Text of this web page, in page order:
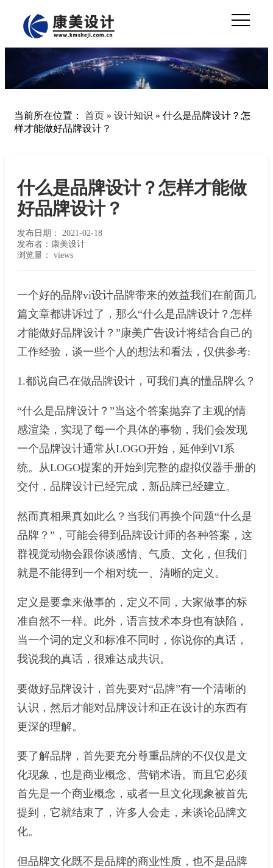
当前所在位置： 首页 » 设计知识 » 什么是品牌设计？怎
样才能做好品牌设计？
什么是品牌设计？怎样才能做
好品牌设计？
发布日期： 2021-02-18
发布者：康美设计
浏览量： views
一个好的品牌vi设计品牌带来的效益我们在前面几
篇文章都讲诉过了，那么“什么是品牌设计？怎样
才能做好品牌设计？”康美广告设计将结合自己的
工作经验，谈一些个人的想法和看法，仅供参考:
1.都说自己在做品牌设计，可我们真的懂品牌么？
“什么是品牌设计？”当这个答案抛弃了主观的情
感渲染，实现了每一个具体的事物，我们会发现
一个品牌设计通常从LOGO开始，延伸到VI系
统。从LOGO提案的开始到完整的虚拟仪器手册的
交付，品牌设计已经完成，新品牌已经建立。
然而真相果真如此么？当我们再换个问题“什么是
品牌？”，可能会得到品牌设计师的各种答案，这
群视觉动物会跟你谈感情、气质、文化，但我们
就是不能得到一个相对统一、清晰的定义。
定义是要拿来做事的，定义不同，大家做事的标
准自然不一样。此外，语言技术本身也有缺陷，
当一个词的定义和标准不同时，你说你的真话，
我说我的真话，很难达成共识。
要做好品牌设计，首先要对“品牌”有一个清晰的
认识，然后才能对品牌设计和正在设计的东西有
更深的理解。
要了解品牌，首先要充分尊重品牌的不仅仅是文
化现象，也是商业概念、营销术语。而且它必须
首先是一个商业概念，或者一旦文化现象被首先
提到，它就结束了，许多人会走，来谈论品牌文
化。
但品牌文化既不是品牌的商业性质，也不是品牌